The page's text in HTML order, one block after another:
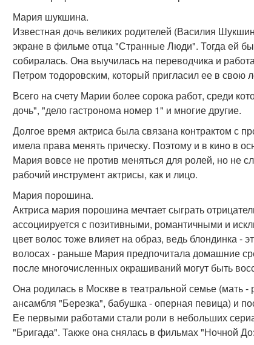
Мария шукшина.
Известная дочь великих родителей (Василия
экране в фильме отца "Странные Люди". Тогда ей
собиралась. Она выучилась на переводчика и
Петром тодоровским, который пригласил ее в свою
Всего на счету Марии более сорока работ, среди
дочь", "дело гастронома номер 1" и многие другие.
Долгое время актриса была связана контрактом с
имела права менять прическу. Поэтому и в кино в
Мария вовсе не против меняться для ролей, но не
рабочий инструмент актрисы, как и лицо.
Мария порошина.
Актриса мария порошина мечтает сыграть
ассоциируется с позитивными, романтичными и
цвет волос тоже влияет на образ, ведь блондинка -
волосах - раньше Мария предпочитала домашние
после многочисленных окрашиваний могут быть
Она родилась в Москве в театральной семье (мать -
ансамбля "Березка", бабушка - оперная певица) и
Ее первыми работами стали роли в небольших
"Бригада". Также она снялась в фильмах "Ночной